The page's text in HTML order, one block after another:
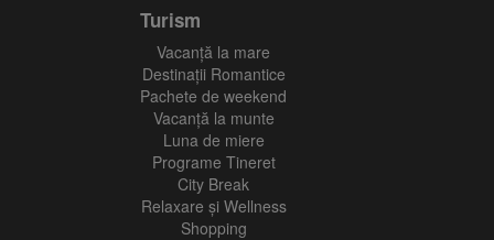
Turism
Vacanţă la mare
Destinații Romantice
Pachete de weekend
Vacanță la munte
Luna de miere
Programe Tineret
City Break
Relaxare și Wellness
Shopping